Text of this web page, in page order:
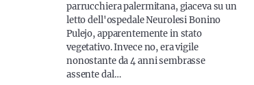
parrucchiera palermitana, giaceva su un
letto dell'ospedale Neurolesi Bonino
Pulejo, apparentemente in stato
vegetativo. Invece no, era vigile
nonostante da 4 anni sembrasse
assente dal…